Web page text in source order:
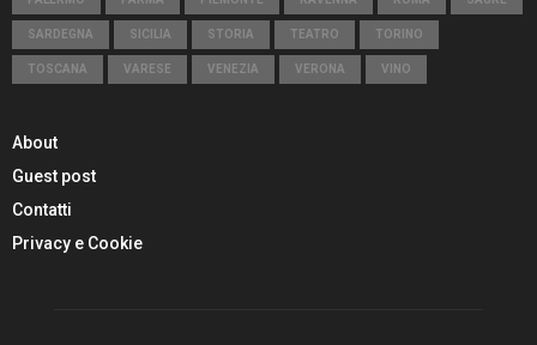
SARDEGNA SICILIA STORIA TEATRO TORINO
TOSCANA VARESE VENEZIA VERONA VINO
About
Guest post
Contatti
Privacy e Cookie